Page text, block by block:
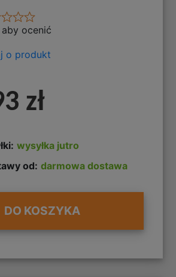
ocenić
o produkt
zł
wysyłka jutro
od: darmowa dostawa
DO KOSZYKA